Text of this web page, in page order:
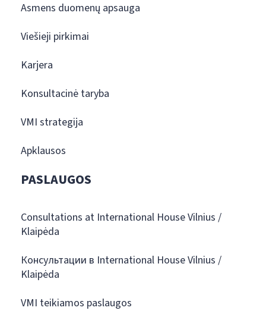
Asmens duomenų apsauga
Viešieji pirkimai
Karjera
Konsultacinė taryba
VMI strategija
Apklausos
PASLAUGOS
Consultations at International House Vilnius /
Klaipėda
Консультации в International House Vilnius /
Klaipėda
VMI teikiamos paslaugos